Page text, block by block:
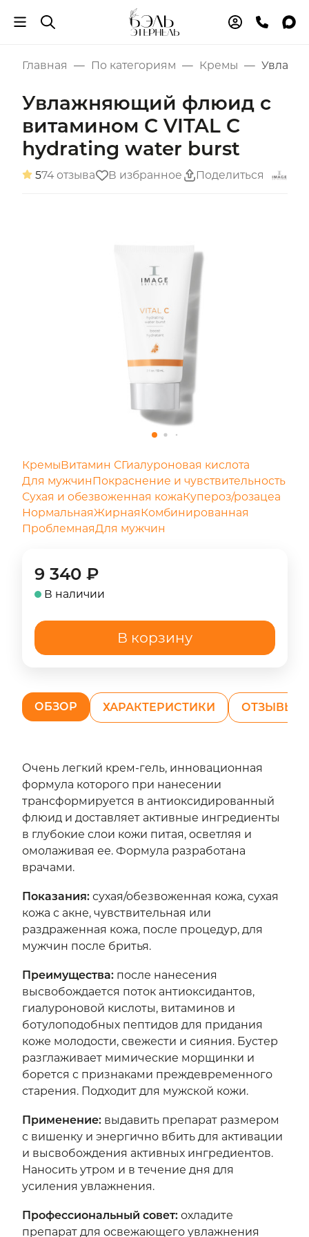
Главная По категориям Кремы
Увлажняющий флюид с
витамином С VITAL C
hydrating water burst
574 отзыва В избранное Поделиться
КремыВитамин СГиалуроновая кислота
Для мужчинПокраснение и чувствительность
Сухая и обезвоженная кожаКупероз/розацеа
НормальнаяЖирнаяКомбинированная
ПроблемнаяДля мужчин
9 340 ₽
В наличии
В корзину
ОБЗОР ХАРАКТЕРИСТИКИ ОТЗЫВЫ
Очень легкий крем-гель, инновационная
формула которого при нанесении
трансформируется в антиоксидированный
флюид и доставляет активные ингредиенты
в глубокие слои кожи питая, осветляя и
омолаживая ее. Формула разработана
врачами.
Показания:сухая/обезвоженная кожа, сухая
кожа с акне, чувствительная или
раздраженная кожа, после процедур, для
мужчин после бритья.
Преимущества:после нанесения
высвобождается поток антиоксидантов,
гиалуроновой кислоты, витаминов и
ботулоподобных пептидов для придания
коже молодости, свежести и сияния. Бустер
разглаживает мимические морщинки и
борется с признаками преждевременного
старения. Подходит для мужской кожи.
Применение:выдавить препарат размером
с вишенку и энергично вбить для активации
и высвобождения активных ингредиентов.
Наносить утром и в течение дня для
усиления увлажнения.
Профессиональный совет:охладите
препарат для освежающего увлажнения